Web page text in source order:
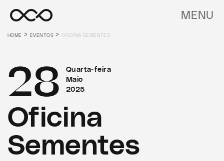
MENU
HOME >EVENTOS >OFICINA SEMENTES
Quarta-feira
Maio
2025
28
Oficina
Sementes